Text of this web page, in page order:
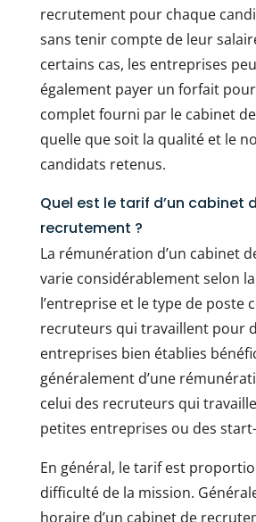
recrutement pour chaque
sans tenir compte de leur
certains cas, les entreprises
également payer un forfait
complet fourni par le cabinet
quelle que soit la qualité et le
candidats retenus.
Quel est le tarif d’un cabinet
recrutement ?
La rémunération d’un cabinet
varie considérablement selon
l’entreprise et le type de poste
recruteurs qui travaillent pour
entreprises bien établies
généralement d’une
celui des recruteurs qui
petites entreprises ou des
En général, le tarif est
difficulté de la mission.
horaire d’un cabinet de